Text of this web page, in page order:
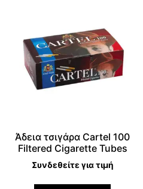
Άδεια τσιγάρα Cartel 100
Filtered Cigarette Tubes
Συνδεθείτε για τιμή